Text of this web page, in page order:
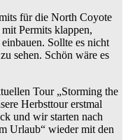
für die North Coyote
Permits klappen,
Sollte es nicht
sehen. Schön wäre es
Tour „Storming the
Herbsttour erstmal
und wir starten nach
Urlaub“ wieder mit den